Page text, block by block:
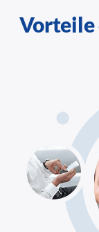
Vorteile